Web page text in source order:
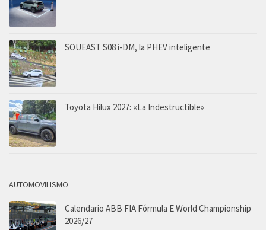
SOUEAST S08 i-DM, la PHEV inteligente
Toyota Hilux 2027: «La Indestructible»
AUTOMOVILISMO
Calendario ABB FIA Fórmula E World Championship
2026/27